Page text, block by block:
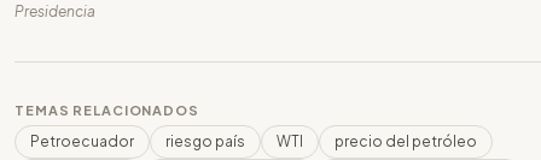
Presidencia
TEMAS RELACIONADOS
Petroecuador riesgo país WTI
precio del petróleo